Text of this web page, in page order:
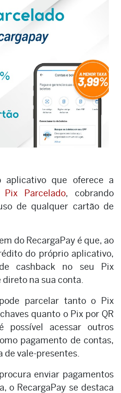
aplicativo que oferece a
Pix Parcelado, cobrando
de qualquer cartão de
do RecargaPay é que, ao
do próprio aplicativo,
cashback no seu Pix
na sua conta.
parcelar tanto o Pix
quanto o Pix por QR
possível acessar outros
pagamento de contas,
de vale-presentes.
enviar pagamentos
o RecargaPay se destaca